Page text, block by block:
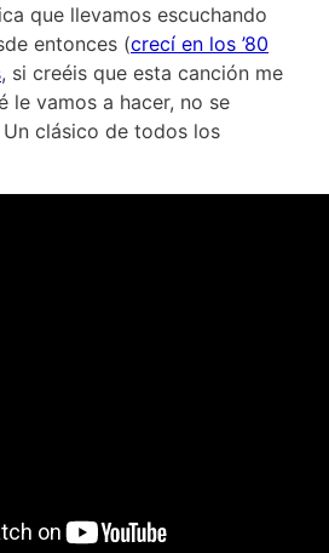
que llevamos escuchando
entonces (crecí en los ’80
, si creéis que esta canción me
le vamos a hacer, no se
clásico de todos los